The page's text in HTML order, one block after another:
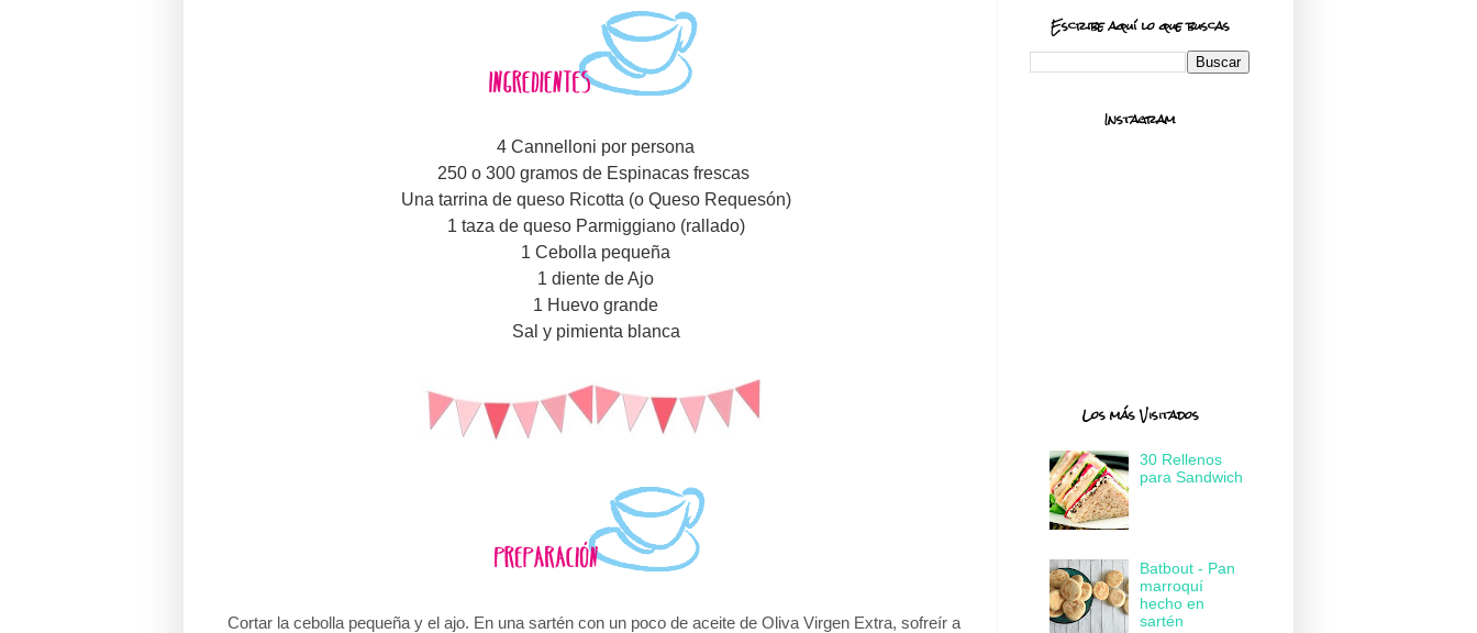
4 Cannelloni por persona
250 o 300 gramos de Espinacas frescas
Una tarrina de queso Ricotta (o Queso Requesón)
1 taza de queso Parmiggiano (rallado)
1 Cebolla pequeña
1 diente de Ajo
1 Huevo grande
Sal y pimienta blanca
Cortar la cebolla pequeña y el ajo. En una sartén con un poco de aceite de Oliva Virgen Extra, sofreír a
Escribe aquí lo que buscas
Instagram
Los más Visitados
30 Rellenos
para Sandwich
Batbout - Pan
marroquí
hecho en
sartén